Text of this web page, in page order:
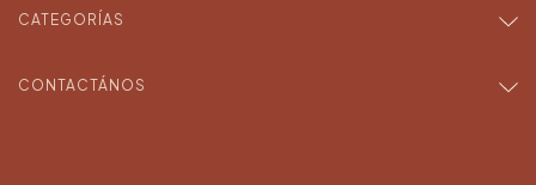
CATEGORÍAS
CONTACTÁNOS